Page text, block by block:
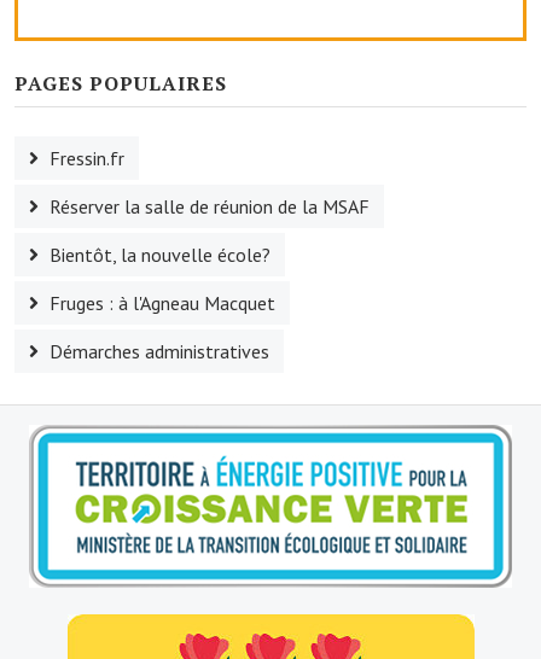
Les étangs de Fressin
O' jardin paisible
Les gites ruraux
L'office du tourisme
La chèvrerie de la Planquette
PAGES POPULAIRES
Fressin.fr
Réserver la salle de réunion de la MSAF
Bientôt, la nouvelle école?
Fruges : à l'Agneau Macquet
Démarches administratives